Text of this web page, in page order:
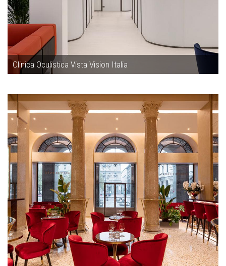
Clinica Oculistica Vista Vision Italia